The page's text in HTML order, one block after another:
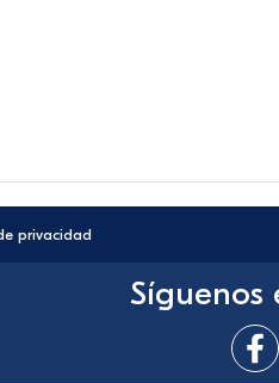
privacidad
Síguenos